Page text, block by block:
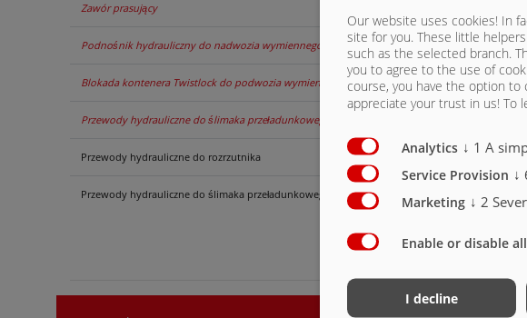
Zawór prasujący
Podnośnik hydrauliczny do nadwozia wymiennego
Blokada kontenera Twistlock do podwozia wymiennego
Przewody hydrauliczne do ślimaka przeładunkowego do zboża
Przewody hydrauliczne do rozrzutnika
Przewody hydrauliczne do ślimaka przeładunkowego ÜLS 600
Our website uses cookies! In
site for you. These little
such as the selected branch.
you to agree to the use of
course, you have the option to
appreciate your trust in us! To
Analytics ↓ 1 A
Service Provision ↓
Marketing ↓ 2
Enable or disable
I decline